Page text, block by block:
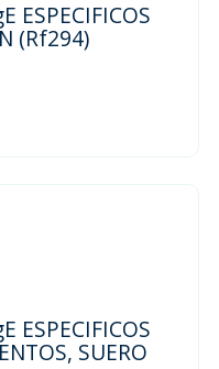
ESPECIFICOS
(Rf294)
ESPECIFICOS
SUERO